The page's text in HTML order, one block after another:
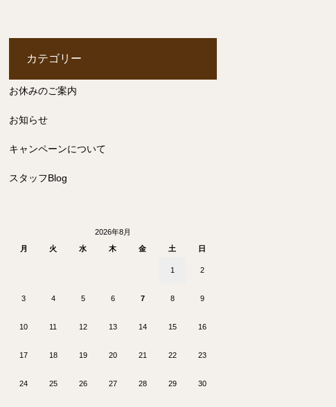
カテゴリー
お休みのご案内
お知らせ
キャンペーンについて
スタッフBlog
2026年8月
月
火 水 木 金 土 日
1 2
3 4 5 6 7 8 9
10 11 12 13 14 15 16
17 18 19 20 21 22 23
24 25 26 27 28 29 30